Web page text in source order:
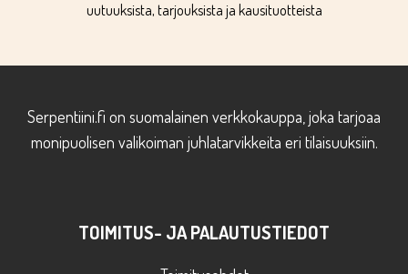
uutuuksista, tarjouksista ja kausituotteista
Serpentiini.fi on suomalainen verkkokauppa, joka tarjoaa
monipuolisen valikoiman juhlatarvikkeita eri tilaisuuksiin.
TOIMITUS- JA PALAUTUSTIEDOT